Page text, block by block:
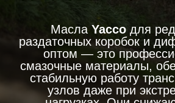
Масла Yaccoдля
раздаточных коробок и
оптом — это
смазочные материалы,
стабильную работу
узлов даже при